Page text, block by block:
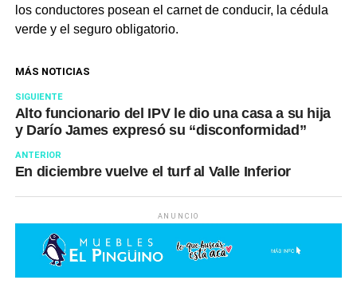
los conductores posean el carnet de conducir, la cédula
verde y el seguro obligatorio.
MÁS NOTICIAS
SIGUIENTE
Alto funcionario del IPV le dio una casa a su hija
y Darío James expresó su “disconformidad”
ANTERIOR
En diciembre vuelve el turf al Valle Inferior
ANUNCIO